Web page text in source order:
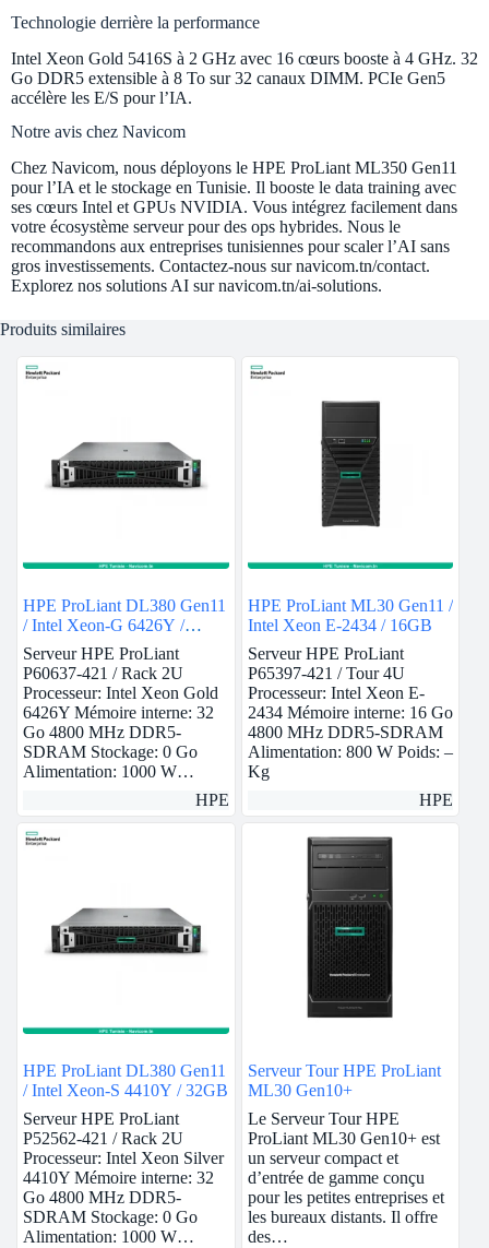
Technologie derrière la performance
Intel Xeon Gold 5416S à 2 GHz avec 16 cœurs booste à 4 GHz. 32
Go DDR5 extensible à 8 To sur 32 canaux DIMM. PCIe Gen5
accélère les E/S pour l’IA.
Notre avis chez Navicom
Chez Navicom, nous déployons le HPE ProLiant ML350 Gen11
pour l’IA et le stockage en Tunisie. Il booste le data training avec
ses cœurs Intel et GPUs NVIDIA. Vous intégrez facilement dans
votre écosystème serveur pour des ops hybrides. Nous le
recommandons aux entreprises tunisiennes pour scaler l’AI sans
gros investissements. Contactez-nous sur navicom.tn/contact.
Explorez nos solutions AI sur navicom.tn/ai-solutions.
Produits similaires
HPE ProLiant DL380 Gen11
/ Intel Xeon-G 6426Y /
32GB
Serveur HPE ProLiant
P60637-421 / Rack 2U
Processeur: Intel Xeon Gold
6426Y Mémoire interne: 32
Go 4800 MHz DDR5-
SDRAM Stockage: 0 Go
Alimentation: 1000 W…
HPE
HPE ProLiant ML30 Gen11 /
Intel Xeon E-2434 / 16GB
Serveur HPE ProLiant
P65397-421 / Tour 4U
Processeur: Intel Xeon E-
2434 Mémoire interne: 16 Go
4800 MHz DDR5-SDRAM
Alimentation: 800 W Poids: –
Kg
HPE
HPE ProLiant DL380 Gen11
/ Intel Xeon-S 4410Y / 32GB
Serveur HPE ProLiant
P52562-421 / Rack 2U
Processeur: Intel Xeon Silver
4410Y Mémoire interne: 32
Go 4800 MHz DDR5-
SDRAM Stockage: 0 Go
Alimentation: 1000 W…
Serveur Tour HPE ProLiant
ML30 Gen10+
Le Serveur Tour HPE
ProLiant ML30 Gen10+ est
un serveur compact et
d’entrée de gamme conçu
pour les petites entreprises et
les bureaux distants. Il offre
des…